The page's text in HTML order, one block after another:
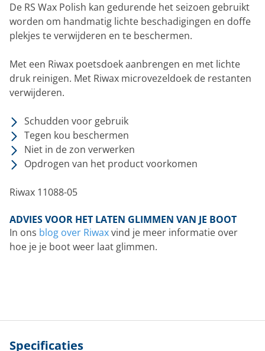
De RS Wax Polish kan gedurende het seizoen gebruikt
worden om handmatig lichte beschadigingen en doffe
plekjes te verwijderen en te beschermen.
Met een Riwax poetsdoek aanbrengen en met lichte
druk reinigen. Met Riwax microvezeldoek de restanten
verwijderen.
Schudden voor gebruik
Tegen kou beschermen
Niet in de zon verwerken
Opdrogen van het product voorkomen
Riwax 11088-05
ADVIES VOOR HET LATEN GLIMMEN VAN JE BOOT
In ons blog over Riwaxvind je meer informatie over
hoe je je boot weer laat glimmen.
Specificaties